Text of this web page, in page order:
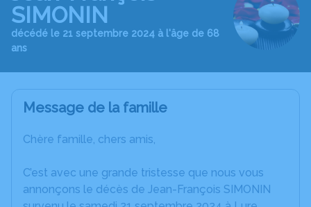
SIMONIN
décédé le 21 septembre 2024 à l'âge de 68
ans
Message de la famille
Chère famille, chers amis,
C’est avec une grande tristesse que nous vous
annonçons le décès de Jean-François SIMONIN